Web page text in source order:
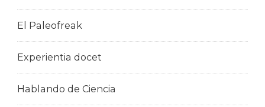
El Paleofreak
Experientia docet
Hablando de Ciencia